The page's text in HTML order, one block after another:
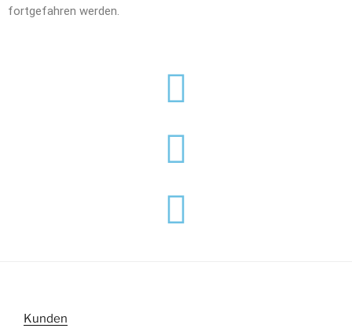
fortgefahren werden.
Kunden